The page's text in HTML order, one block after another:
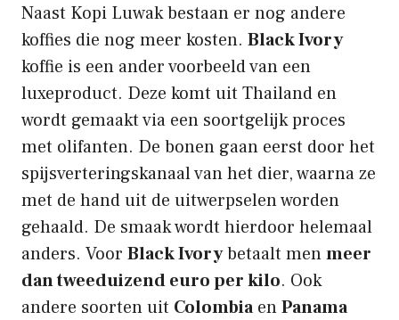
Naast Kopi Luwak bestaan er nog andere
koffies die nog meer kosten. Black Ivory
koffie is een ander voorbeeld van een
luxeproduct. Deze komt uit Thailand en
wordt gemaakt via een soortgelijk proces
met olifanten. De bonen gaan eerst door het
spijsverteringskanaal van het dier, waarna ze
met de hand uit de uitwerpselen worden
gehaald. De smaak wordt hierdoor helemaal
anders. Voor Black Ivorybetaalt menmeer
dan tweeduizend euro per kilo. Ook
andere soorten uit ColombiaenPanama